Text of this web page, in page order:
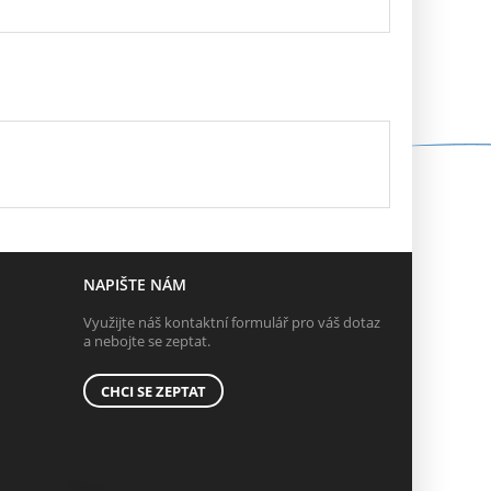
NAPIŠTE NÁM
Využijte náš kontaktní formulář pro váš dotaz
a nebojte se zeptat.
CHCI SE ZEPTAT